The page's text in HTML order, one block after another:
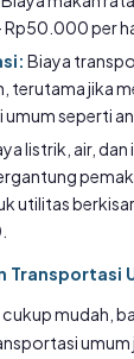
per
Biaya
terutama jika
seperti
listrik, air,
utilitas
Transportasi
mudah,